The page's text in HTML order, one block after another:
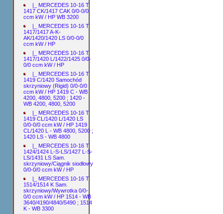
|_ MERCEDES 10-16 T
1417 CK/1417 CAK 0/0-0/0
ccm kW / HP WB 3200
|_ MERCEDES 10-16 T
1417/1417 A-K-
AK/1420/1420 LS 0/0-0/0
ccm kW / HP
|_ MERCEDES 10-16 T
1417/1420 L/1422/1425 0/0-
0/0 ccm kW / HP
|_ MERCEDES 10-16 T
1419 C/1420 Samochód
skrzyniowy (Rigid) 0/0-0/0
ccm kW / HP 1419 C - WB
4200, 4800, 5200 ; 1420 -
WB 4200, 4800, 5200
|_ MERCEDES 10-16 T
1419 CL/1420 L/1420 LS
0/0-0/0 ccm kW / HP 1419
CL/1420 L - WB 4800, 5200 ;
1420 LS - WB 4800
|_ MERCEDES 10-16 T
1424/1424 L-S-LS/1427 L-S-
LS/1431 LS Sam.
skrzyniowy/Ciągnik siodłowy
0/0-0/0 ccm kW / HP
|_ MERCEDES 10-16 T
1514/1514 K Sam.
skrzyniowy/Wywrotka 0/0-
0/0 ccm kW / HP 1514 - WB
3640/4190/4840/5490 ; 1514
K - WB 3300